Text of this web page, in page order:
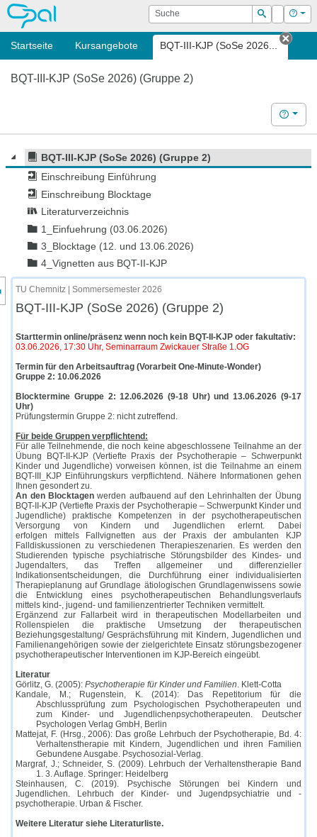
OPAL Suche
Suchen
Login Hilfe
Startseite Kursangebote BQT-III-KJP (SoSe 2026...
Tab
BQT-III-KJP (SoSe 2026) (Gruppe 2)
Hilfe
BQT-III-KJP (SoSe 2026) (Gruppe 2)
Einschreibung Einführung
Einschreibung Blocktage
Literaturverzeichnis
1_Einfuehrung (03.06.2026)
3_Blocktage (12. und 13.06.2026)
4_Vignetten aus BQT-II-KJP
des Kursmenüs
TU Chemnitz | Sommersemester 2026
BQT-III-KJP (SoSe 2026) (Gruppe 2)
Starttermin online/präsenz wenn noch kein BQT-II-KJP oder fakultativ:
03.06.2026, 17:30 Uhr, Seminarraum Zwickauer Straße 1.OG
Termin für den Arbeitsauftrag (Vorarbeit One-Minute-Wonder)
Gruppe 2: 10.06.2026
Blocktermine Gruppe 2: 12.06.2026 (9-18 Uhr) und 13.06.2026 (9-17
Uhr)
Prüfungstermin Gruppe 2: nicht zutreffend.
Für beide Gruppen verpflichtend:
Für alle Teilnehmende, die noch keine abgeschlossene Teilnahme an der
Übung BQT-II-KJP (Vertiefte Praxis der Psychotherapie – Schwerpunkt
Kinder und Jugendliche) vorweisen können, ist die Teilnahme an einem
BQT-III_KJP Einführungskurs verpflichtend. Nähere Informationen gehen
Ihnen gesondert zu.
An den Blocktagenwerden aufbauend auf den Lehrinhalten der Übung
BQT-II-KJP(Vertiefte Praxis der Psychotherapie – Schwerpunkt Kinder und
Jugendliche) praktische Kompetenzen in der psychotherapeutischen
Versorgung von Kindern und Jugendlichen erlernt. Dabei
erfolgen mittels Fallvignetten aus der Praxis der ambulanten KJP
Falldiskussionen zu verschiedenen Therapieszenarien. Es werden den
Studierenden typische psychiatrische Störungsbilder des Kindes- und
Jugendalters, das Treffen allgemeiner und differenzieller
Indikationsentscheidungen, die Durchführung einer individualisierten
Therapieplanung auf Grundlage ätiologischen Grundlagenwissens sowie
die Entwicklung eines psychotherapeutischen Behandlungsverlaufs
mittels kind-, jugend- und familienzentrierter Techniken vermittelt.
Ergänzend zur Fallarbeit wird in therapeutischen Modellarbeiten und
Rollenspielen die praktische Umsetzung der therapeutischen
Beziehungsgestaltung/ Gesprächsführung mit Kindern, Jugendlichen und
Familienangehörigen sowie der zielgerichtete Einsatz störungsbezogener
psychotherapeutischer Interventionen im KJP-Bereich eingeübt.
Literatur
Görlitz, G. (2005):Psychotherapie für Kinder und Familien . Klett-Cotta
Kandale, M.; Rugenstein, K. (2014): Das Repetitorium für die
Abschlussprüfung zum Psychologischen Psychotherapeuten und
zum Kinder- und Jugendlichenpsychotherapeuten. Deutscher
Psychologen Verlag GmbH, Berlin
Mattejat, F. (Hrsg., 2006): Das große Lehrbuch der Psychotherapie, Bd. 4:
Verhaltenstherapie mit Kindern, Jugendlichen und ihren Familien
Gebundene Ausgabe. Psychosozial-Verlag.
Margraf, J.; Schneider, S. (2009). Lehrbuch der Verhaltenstherapie Band
1. 3. Auflage. Springer: Heidelberg
Steinhausen, C. (2019). Psychische Störungen bei Kindern und
Jugendlichen. Lehrbuch der Kinder- und Jugendpsychiatrie und -
psychotherapie. Urban & Fischer.
Weitere Literatur siehe Literaturliste.